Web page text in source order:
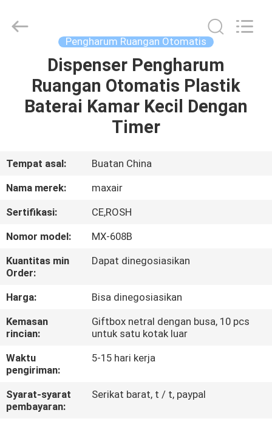
RUMAH
PRODUK
KAMI
PABRIK
KONTROL
KUALITAS
HUBUNGI
KAMI
PERMINTAAN
PENAWARAN
Pengharum Ruangan Otomatis
Dispenser Pengharum
Ruangan Otomatis Plastik
Baterai Kamar Kecil Dengan
Timer
Tempat asal:
Buatan China
Nama merek:
maxair
Sertifikasi:
CE,ROSH
Nomor model:
MX-608B
Kuantitas min
Order:
Dapat dinegosiasikan
Harga:
Bisa dinegosiasikan
Kemasan
rincian:
Giftbox netral dengan busa, 10 pcs
untuk satu kotak luar
Waktu
pengiriman:
5-15 hari kerja
Syarat-syarat
pembayaran:
Serikat barat, t / t, paypal